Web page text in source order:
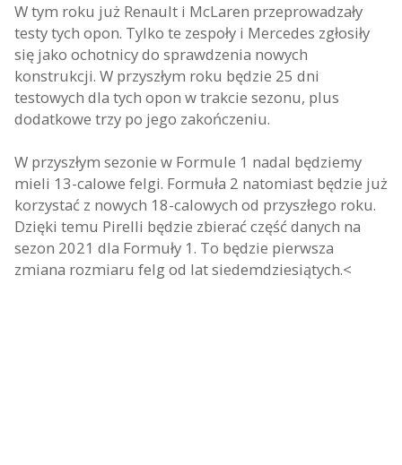
W tym roku już Renault i McLaren przeprowadzały
testy tych opon. Tylko te zespoły i Mercedes zgłosiły
się jako ochotnicy do sprawdzenia nowych
konstrukcji. W przyszłym roku będzie 25 dni
testowych dla tych opon w trakcie sezonu, plus
dodatkowe trzy po jego zakończeniu.
W przyszłym sezonie w Formule 1 nadal będziemy
mieli 13-calowe felgi. Formuła 2 natomiast będzie już
korzystać z nowych 18-calowych od przyszłego roku.
Dzięki temu Pirelli będzie zbierać część danych na
sezon 2021 dla Formuły 1. To będzie pierwsza
zmiana rozmiaru felg od lat siedemdziesiątych.<